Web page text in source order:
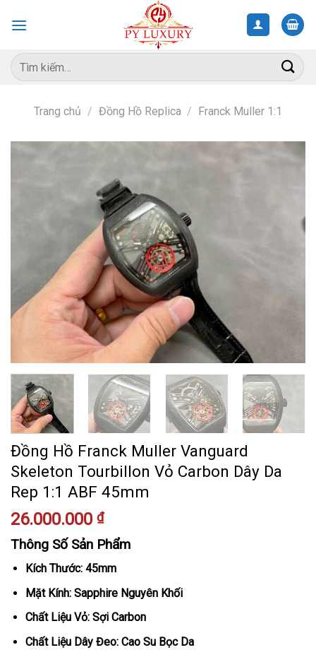
Tìm
kiếm:
Trang chủ / Đồng Hồ Replica / Franck Muller 1:1
Đồng Hồ Franck Muller Vanguard
Skeleton Tourbillon Vỏ Carbon Dây Da
Rep 1:1 ABF 45mm
26.000.000 ₫
Thông Số Sản Phẩm
Kích Thước: 45mm
Mặt Kính: Sapphire Nguyên Khối
Chất Liệu Vỏ: Sợi Carbon
Chất Liệu Dây Đeo: Cao Su Bọc Da